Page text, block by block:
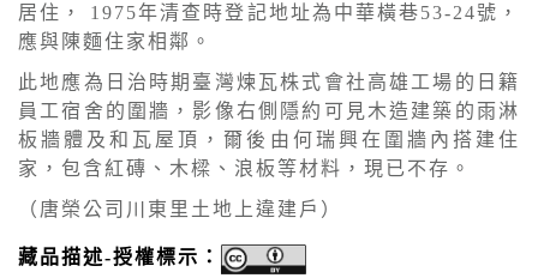
居住， 1975年清查時登記地址為中華橫巷53-24號，
應與陳麵住家相鄰。
此地應為日治時期臺灣煉瓦株式會社高雄工場的日籍
員工宿舍的圍牆，影像右側隱約可見木造建築的雨淋
板牆體及和瓦屋頂，爾後由何瑞興在圍牆內搭建住
家，包含紅磚、木樑、浪板等材料，現已不存。
（唐榮公司川東里土地上違建戶）
藏品描述-授權標示：